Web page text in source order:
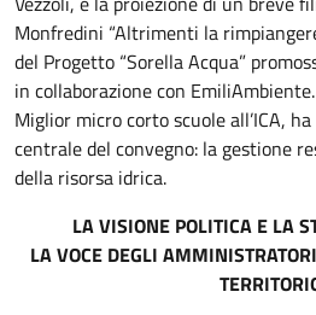
Monfredini “Altrimenti la
del Progetto “Sorella Acqua”
in collaborazione con
Miglior micro corto scuole all’ICA,
centrale del convegno: la gestione
della risorsa idrica.
LA VISIONE POLITICA E LA
LA VOCE DEGLI